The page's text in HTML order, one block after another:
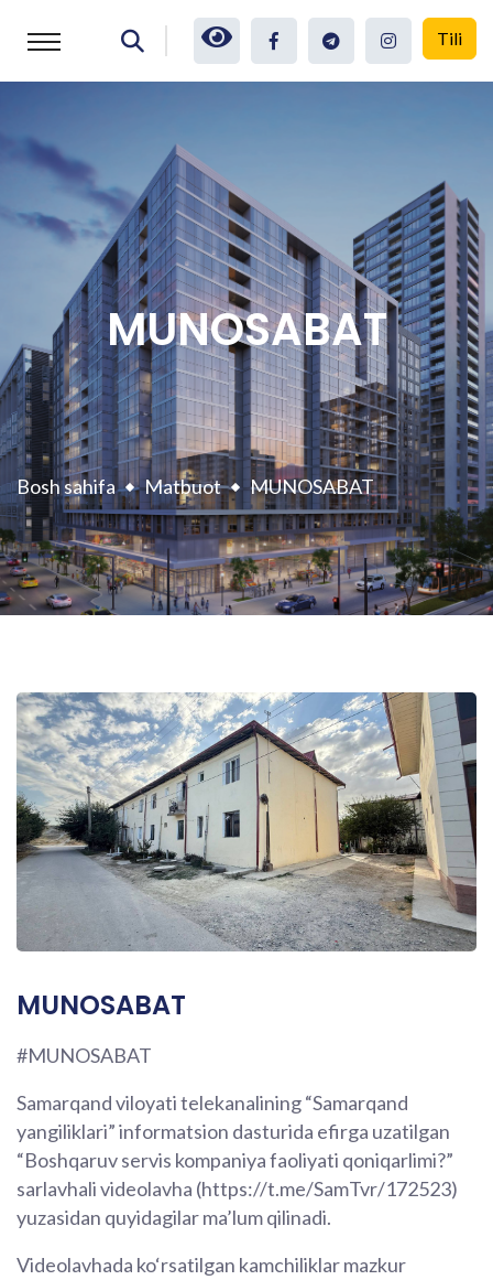
Tili
MUNOSABAT
Bosh sahifa Matbuot MUNOSABAT
MUNOSABAT
#MUNOSABAT
Samarqand viloyati telekanalining “Samarqand
yangiliklari” informatsion dasturida efirga uzatilgan
“Boshqaruv servis kompaniya faoliyati qoniqarlimi?”
sarlavhali videolavha (https://t.me/SamTvr/172523)
yuzasidan quyidagilar ma’lum qilinadi.
Videolavhada ko‘rsatilgan kamchiliklar mazkur